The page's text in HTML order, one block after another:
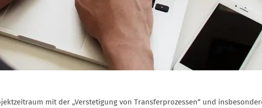
mit der „Verstetigung von Transferprozessen“ und